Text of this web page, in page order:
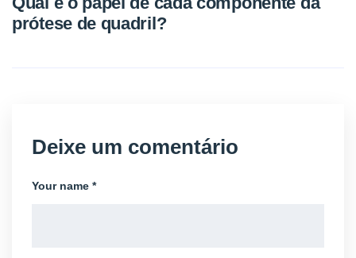
prótese de quadril?
Deixe um comentário
Your name *